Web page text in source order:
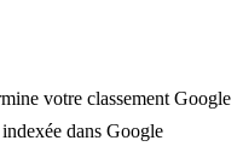
votre classement Google
dans Google